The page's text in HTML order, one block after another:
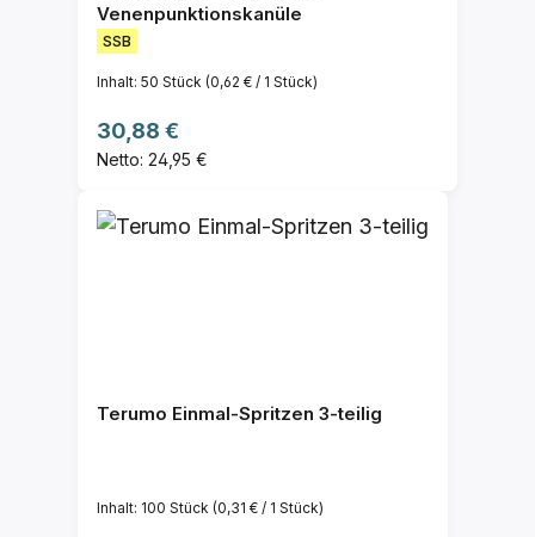
Venenpunktionskanüle
SSB
Inhalt: 50 Stück (0,62 € / 1 Stück)
Regulärer Preis:
30,88 €
Netto: 24,95 €
Terumo Einmal-Spritzen 3-teilig
Inhalt: 100 Stück (0,31 € / 1 Stück)